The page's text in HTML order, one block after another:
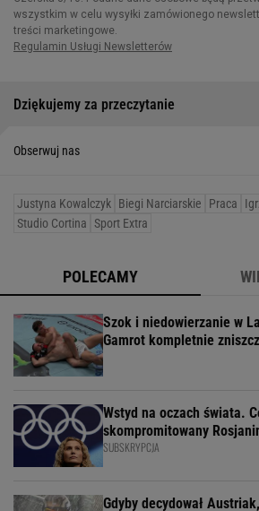
Dziękujemy za przeczytanie
Obserwuj nas
Justyna Kowalczyk Biegi Narciarskie Praca
Studio Cortina Sport Extra
POLECAMY
Szok i niedowierzanie w
Gamrot kompletnie
Wstyd na oczach świata.
skompromitowany
SUBSKRYPCJA
Gdyby decydował